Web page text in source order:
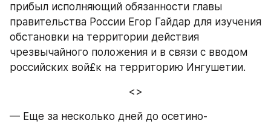
прибыл исполняющий обязанности главы
правительства России Егор Гайдар для изучения
обстановки на территории действия
чрезвычайного положения и в связи с вводом
российских вой£к на территорию Ингушетии.
<>
— Еще за несколько дней до осетино-